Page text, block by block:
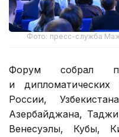
Фото: пресс-служба
Форум собрал
и дипломатических
России,
Азербайджана,
Венесуэлы, Кубы,